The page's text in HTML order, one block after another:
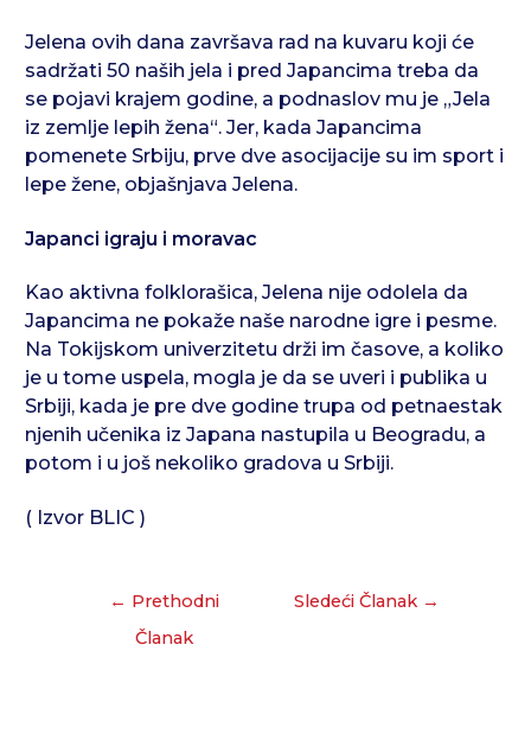
Jelena ovih dana završava rad na kuvaru koji će
sadržati 50 naših jela i pred Japancima treba da
se pojavi krajem godine, a podnaslov mu je „Jela
iz zemlje lepih žena“. Jer, kada Japancima
pomenete Srbiju, prve dve asocijacije su im sport i
lepe žene, objašnjava Jelena.
Japanci igraju i moravac
Kao aktivna folklorašica, Jelena nije odolela da
Japancima ne pokaže naše narodne igre i pesme.
Na Tokijskom univerzitetu drži im časove, a koliko
je u tome uspela, mogla je da se uveri i publika u
Srbiji, kada je pre dve godine trupa od petnaestak
njenih učenika iz Japana nastupila u Beogradu, a
potom i u još nekoliko gradova u Srbiji.
( Izvor BLIC )
← Prethodni
Članak
Sledeći Članak →